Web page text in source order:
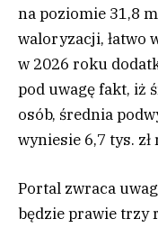
na poziomie 31,8
waloryzacji, łatwo
w 2026 roku
pod uwagę fakt, iż
osób, średnia
wyniesie 6,7 tys. zł
Portal zwraca
będzie prawie trzy